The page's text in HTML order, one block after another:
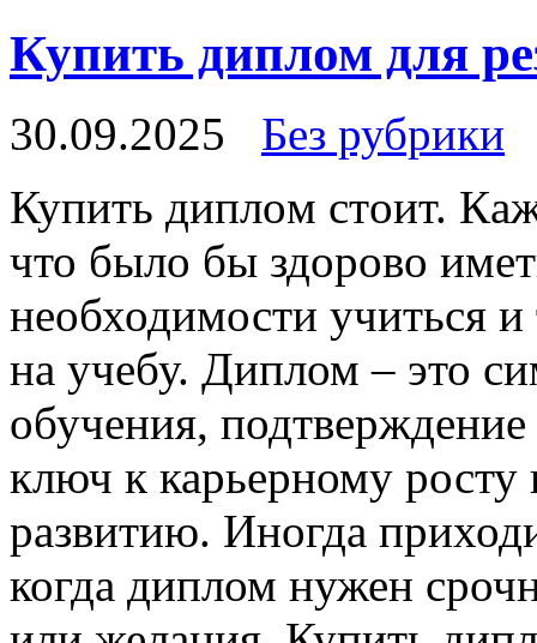
Купить диплом для
30.09.2025
Без рубрики
Купить диплoм стoит.
что было бы здорово
необходимости учиться
на учебу. Диплом – это
обучения,
ключ к карьерному
развитию. Иногда
когда диплом нужен